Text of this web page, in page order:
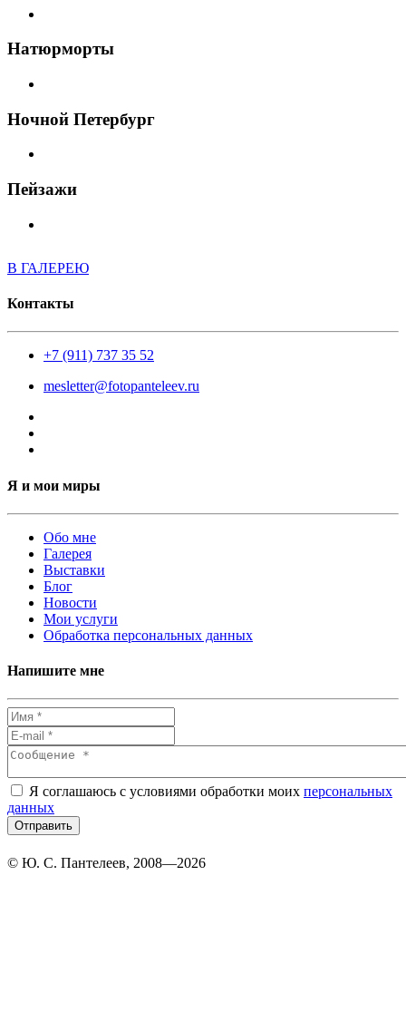
Натюрморты
Ночной Петербург
Пейзажи
В ГАЛЕРЕЮ
Контакты
+7 (911) 737 35 52
mesletter@fotopanteleev.ru
Я и мои миры
Обо мне
Галерея
Выставки
Блог
Новости
Мои услуги
Обработка персональных данных
Напишите мне
Я соглашаюсь с условиями обработки моих персональных
данных
© Ю. С. Пантелеев, 2008—2026